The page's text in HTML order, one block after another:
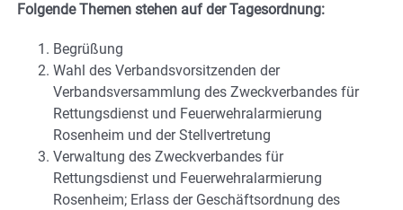
Folgende Themen stehen auf der Tagesordnung:
Begrüßung
Wahl des Verbandsvorsitzenden der
Verbandsversammlung des Zweckverbandes für
Rettungsdienst und Feuerwehralarmierung
Rosenheim und der Stellvertretung
Verwaltung des Zweckverbandes für
Rettungsdienst und Feuerwehralarmierung
Rosenheim; Erlass der Geschäftsordnung des